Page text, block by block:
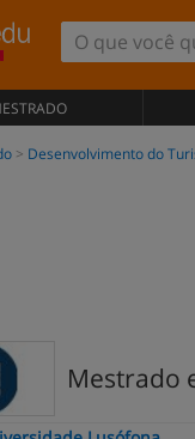
Desenvolvimento do
Mestrado